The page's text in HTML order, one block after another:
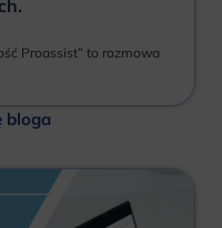
Proassist” to rozmowa
bloga